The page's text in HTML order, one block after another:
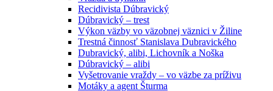
Recidivista Dúbravický
Dúbravický – trest
Výkon väzby vo väzobnej väznici v Žiline
Trestná činnosť Stanislava Dubravického
Dubravický, alibi, Lichovník a Noška
Dúbravický – alibi
Vyšetrovanie vraždy – vo väzbe za príživu
Motáky a agent Šturma